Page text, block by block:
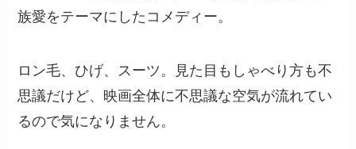
族愛をテーマにしたコメディー。
ロン毛、ひげ、スーツ。見た目もしゃべり方も不
思議だけど、映画全体に不思議な空気が流れてい
るので気になりません。